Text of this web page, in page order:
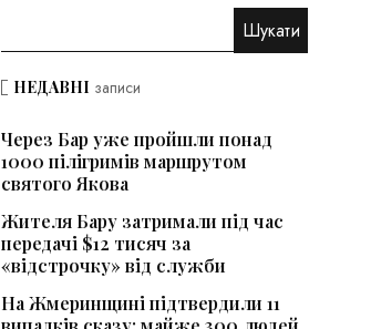
НЕДАВНІ записи
Через Бар уже пройшли понад
1000 пілігримів маршрутом
святого Якова
Жителя Бару затримали під час
передачі $12 тисяч за
«відстрочку» від служби
На Жмеринщині підтвердили 11